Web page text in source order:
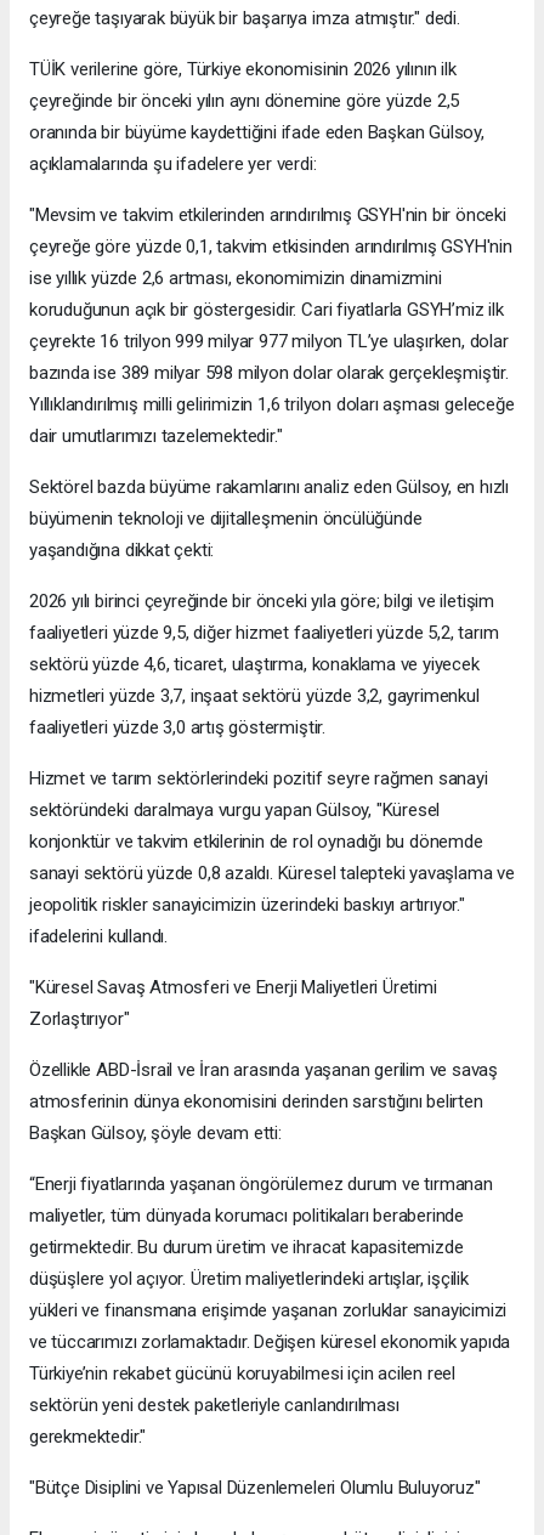
çeyreğe taşıyarak büyük bir başarıya imza atmıştır." dedi.
TÜİK verilerine göre, Türkiye ekonomisinin 2026 yılının ilk
çeyreğinde bir önceki yılın aynı dönemine göre yüzde 2,5
oranında bir büyüme kaydettiğini ifade eden Başkan Gülsoy,
açıklamalarında şu ifadelere yer verdi:
"Mevsim ve takvim etkilerinden arındırılmış GSYH'nin bir önceki
çeyreğe göre yüzde 0,1, takvim etkisinden arındırılmış GSYH'nin
ise yıllık yüzde 2,6 artması, ekonomimizin dinamizmini
koruduğunun açık bir göstergesidir. Cari fiyatlarla GSYH’miz ilk
çeyrekte 16 trilyon 999 milyar 977 milyon TL’ye ulaşırken, dolar
bazında ise 389 milyar 598 milyon dolar olarak gerçekleşmiştir.
Yıllıklandırılmış milli gelirimizin 1,6 trilyon doları aşması geleceğe
dair umutlarımızı tazelemektedir."
Sektörel bazda büyüme rakamlarını analiz eden Gülsoy, en hızlı
büyümenin teknoloji ve dijitalleşmenin öncülüğünde
yaşandığına dikkat çekti:
2026 yılı birinci çeyreğinde bir önceki yıla göre; bilgi ve iletişim
faaliyetleri yüzde 9,5, diğer hizmet faaliyetleri yüzde 5,2, tarım
sektörü yüzde 4,6, ticaret, ulaştırma, konaklama ve yiyecek
hizmetleri yüzde 3,7, inşaat sektörü yüzde 3,2, gayrimenkul
faaliyetleri yüzde 3,0 artış göstermiştir.
Hizmet ve tarım sektörlerindeki pozitif seyre rağmen sanayi
sektöründeki daralmaya vurgu yapan Gülsoy, "Küresel
konjonktür ve takvim etkilerinin de rol oynadığı bu dönemde
sanayi sektörü yüzde 0,8 azaldı. Küresel talepteki yavaşlama ve
jeopolitik riskler sanayicimizin üzerindeki baskıyı artırıyor."
ifadelerini kullandı.
"Küresel Savaş Atmosferi ve Enerji Maliyetleri Üretimi
Zorlaştırıyor"
Özellikle ABD-İsrail ve İran arasında yaşanan gerilim ve savaş
atmosferinin dünya ekonomisini derinden sarstığını belirten
Başkan Gülsoy, şöyle devam etti:
“Enerji fiyatlarında yaşanan öngörülemez durum ve tırmanan
maliyetler, tüm dünyada korumacı politikaları beraberinde
getirmektedir. Bu durum üretim ve ihracat kapasitemizde
düşüşlere yol açıyor. Üretim maliyetlerindeki artışlar, işçilik
yükleri ve finansmana erişimde yaşanan zorluklar sanayicimizi
ve tüccarımızı zorlamaktadır. Değişen küresel ekonomik yapıda
Türkiye’nin rekabet gücünü koruyabilmesi için acilen reel
sektörün yeni destek paketleriyle canlandırılması
gerekmektedir."
"Bütçe Disiplini ve Yapısal Düzenlemeleri Olumlu Buluyoruz"